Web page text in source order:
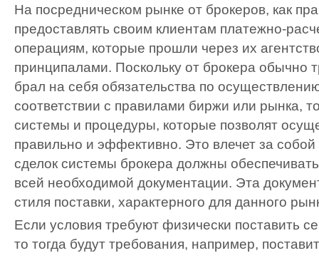
На посредническом рынке от брокеров, как
предоставлять своим клиентам платежно-
операциям, которые прошли через их
принципалами. Поскольку от брокера обычно
брал на себя обязательства по
соответствии с правилами биржи или рынка,
системы и процедуры, которые позволят
правильно и эффективно. Это влечет за
сделок системы брокера должны
всей необходимой документации. Эта
стиля поставки, характерного для данного
Если условия требуют физически поставить
то тогда будут требования, например,